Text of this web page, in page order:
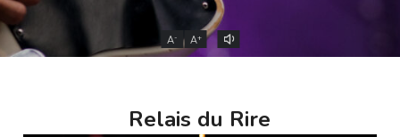
A- A+
Relais du Rire